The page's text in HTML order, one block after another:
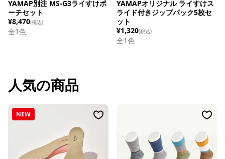
YAMAP別注 MS-G3ライすけポ
ーチセット
¥8,470(税込)
全1色
YAMAPオリジナル ライすけス
ライド付きジップパック5枚セ
ット
¥1,320(税込)
全1色
人気の商品
NEW